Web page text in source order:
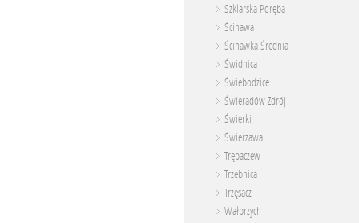
Szklarska Poręba
Ścinawa
Ścinawka Średnia
Świdnica
Świebodzice
Świeradów Zdrój
Świerki
Świerzawa
Trębaczew
Trzebnica
Trzęsacz
Wałbrzych